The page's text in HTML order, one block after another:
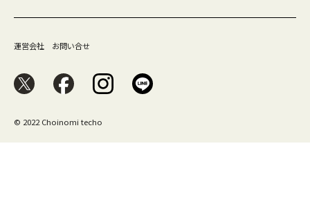
運営会社 お問い合せ
© 2022 Choinomi techo